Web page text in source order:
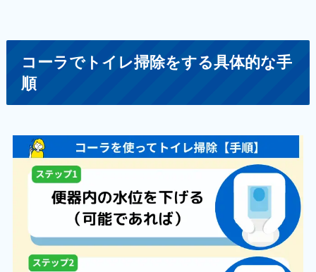
コーラでトイレ掃除をする具体的な手
順